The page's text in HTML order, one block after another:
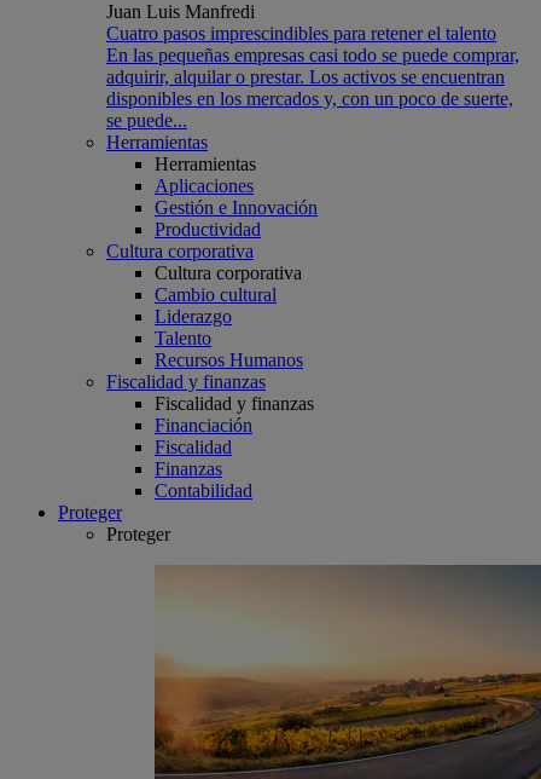
Juan Luis Manfredi
Cuatro pasos imprescindibles para retener el talento
En las pequeñas empresas casi todo se puede comprar,
adquirir, alquilar o prestar. Los activos se encuentran
disponibles en los mercados y, con un poco de suerte,
se puede...
Herramientas
Herramientas
Aplicaciones
Gestión e Innovación
Productividad
Cultura corporativa
Cultura corporativa
Cambio cultural
Liderazgo
Talento
Recursos Humanos
Fiscalidad y finanzas
Fiscalidad y finanzas
Financiación
Fiscalidad
Finanzas
Contabilidad
Proteger
Proteger